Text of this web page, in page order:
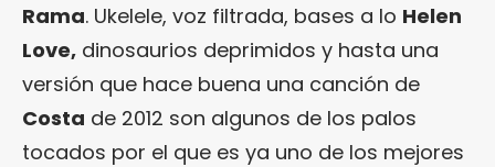
Rama. Ukelele, voz filtrada, bases a lo Helen
Love, dinosaurios deprimidos y hasta una
versión que hace buena una canción de
Costa de 2012 son algunos de los palos
tocados por el que es ya uno de los mejores